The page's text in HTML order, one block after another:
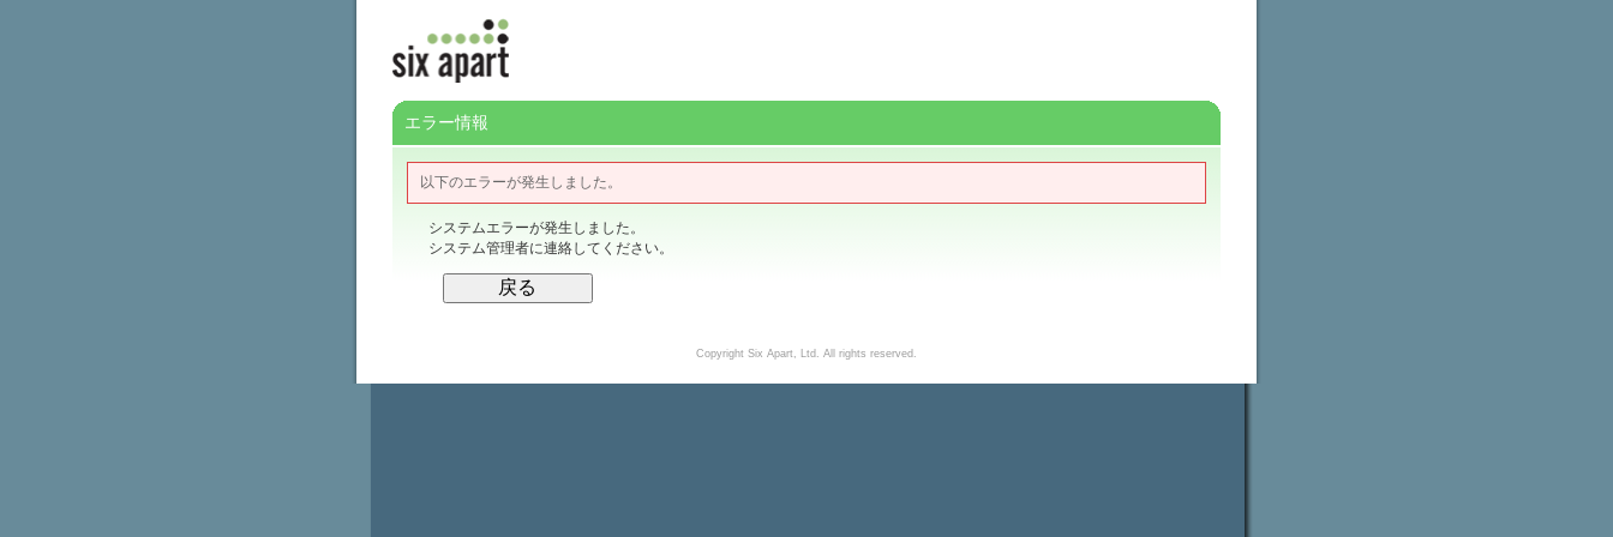
エラー情報
以下のエラーが発生しました。
システムエラーが発生しました。
システム管理者に連絡してください。
Copyright Six Apart, Ltd. All rights reserved.